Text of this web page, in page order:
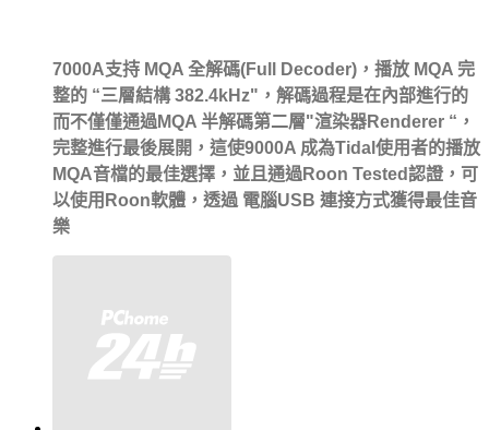
7000A支持 MQA 全解碼(Full Decoder)，播放 MQA 完
整的 “三層結構 382.4kHz"，解碼過程是在內部進行的
而不僅僅通過MQA 半解碼第二層"渲染器Renderer “，
完整進行最後展開，這使9000A 成為Tidal使用者的播放
MQA音檔的最佳選擇，並且通過Roon Tested認證，可
以使用Roon軟體，透過 電腦USB 連接方式獲得最佳音
樂